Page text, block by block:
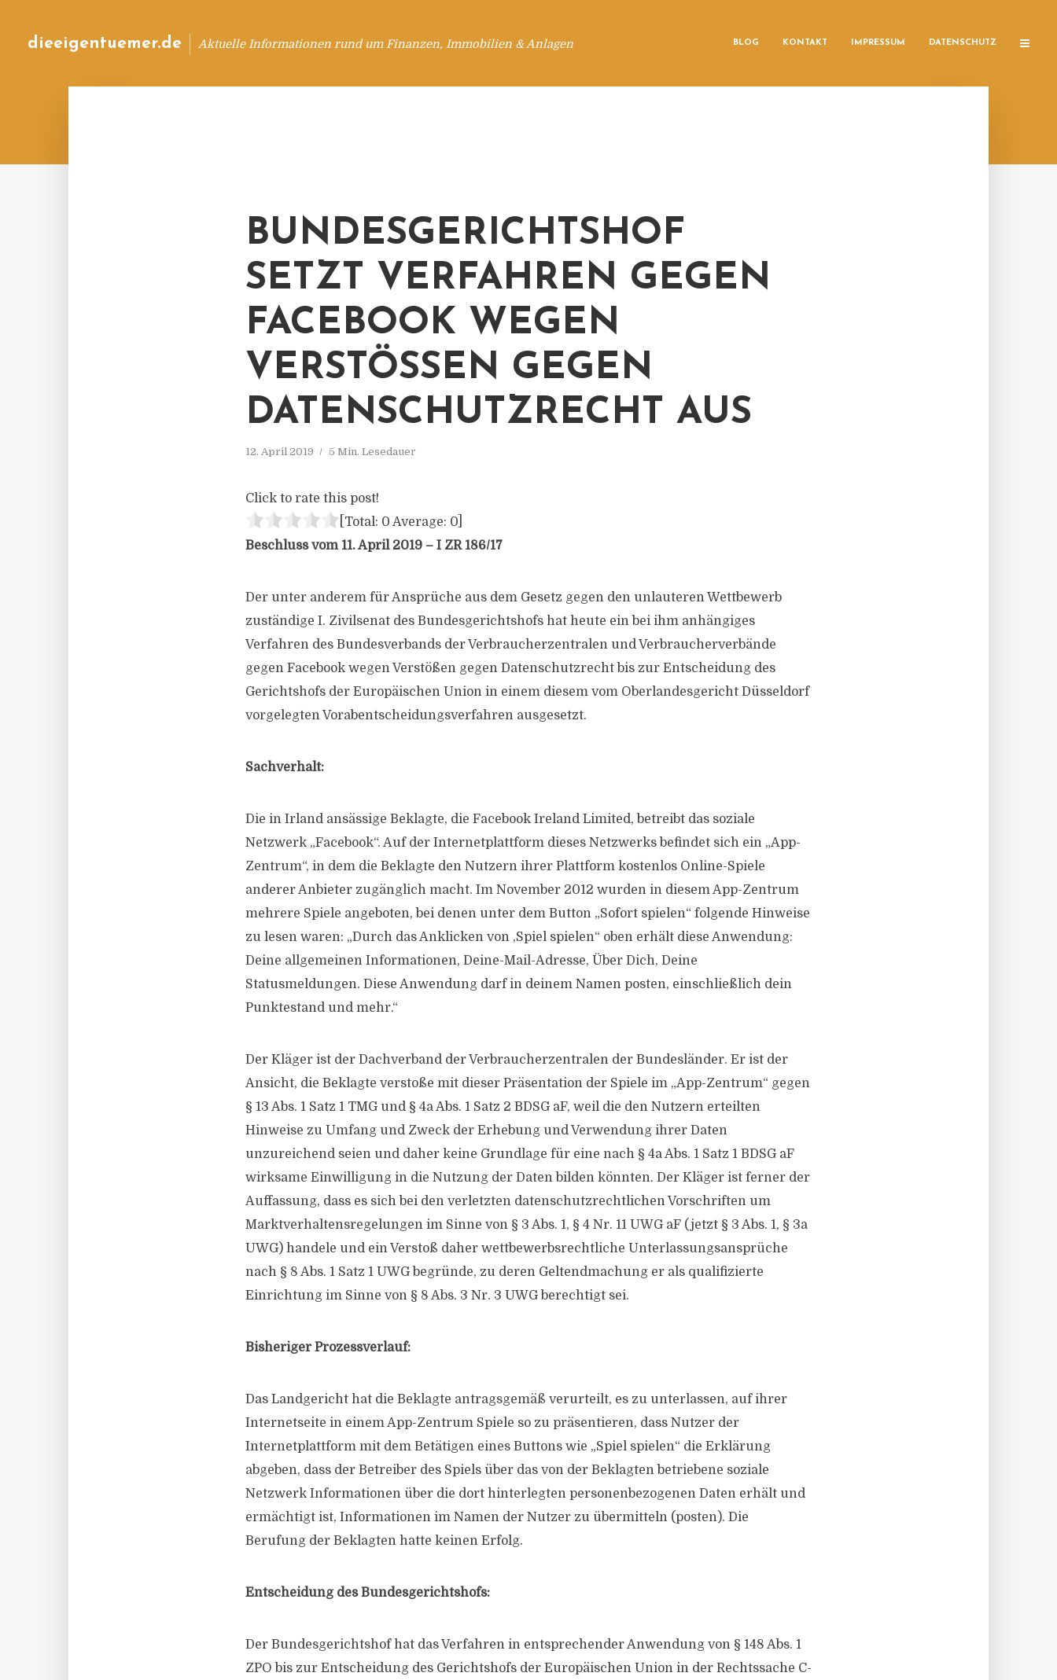
dieeigentuemer.de Aktuelle Informationen rund um Finanzen, Immobilien & Anlagen BLOG KONTAKT IMPRESSUM DATENSCHUTZ
BUNDESGERICHTSHOF
SETZT VERFAHREN GEGEN
FACEBOOK WEGEN
VERSTÖSSEN GEGEN D
ATENSCHUTZRECHT AUS
12. April 2019 5 Min. Lesedauer
Click to rate this post!
[Total: 0 Average: 0
Beschluss vom 11. April 2019 – I ZR 186/17
Der unter anderem für Ansprüche aus dem Gesetz gegen den unlauteren Wettbewerb
zuständige I. Zivilsenat des Bundesgerichtshofs hat heute ein bei ihm anhängiges
Verfahren des Bundesverbands der Verbraucherzentralen und Verbraucherverbände
gegen Facebook wegen Verstößen gegen Datenschutzrecht bis zur Entscheidung des
Gerichtshofs der Europäischen Union in einem diesem vom Oberlandesgericht Düsseldorf
vorgelegten Vorabentscheidungsverfahren ausgesetzt.
Sachverhalt:
Die in Irland ansässige Beklagte, die Facebook Ireland Limited, betreibt das soziale
Netzwerk „Facebook“. Auf der Internetplattform dieses Netzwerks befindet sich ein „App-
Zentrum“, in dem die Beklagte den Nutzern ihrer Plattform kostenlos Online-Spiele
anderer Anbieter zugänglich macht. Im November 2012 wurden in diesem App-Zentrum
mehrere Spiele angeboten, bei denen unter dem Button „Sofort spielen“ folgende Hinweise
zu lesen waren: „Durch das Anklicken von ‚Spiel spielen“ oben erhält diese Anwendung:
Deine allgemeinen Informationen, Deine-Mail-Adresse, Über Dich, Deine
Statusmeldungen. Diese Anwendung darf in deinem Namen posten, einschließlich dein
Punktestand und mehr.“
Der Kläger ist der Dachverband der Verbraucherzentralen der Bundesländer. Er ist der
Ansicht, die Beklagte verstoße mit dieser Präsentation der Spiele im „App-Zentrum“ gegen
§ 13 Abs. 1 Satz 1 TMG und § 4a Abs. 1 Satz 2 BDSG aF, weil die den Nutzern erteilten
Hinweise zu Umfang und Zweck der Erhebung und Verwendung ihrer Daten
unzureichend seien und daher keine Grundlage für eine nach § 4a Abs. 1 Satz 1 BDSG aF
wirksame Einwilligung in die Nutzung der Daten bilden könnten. Der Kläger ist ferner der
Auffassung, dass es sich bei den verletzten datenschutzrechtlichen Vorschriften um
Marktverhaltensregelungen im Sinne von § 3 Abs. 1, § 4 Nr. 11 UWG aF (jetzt § 3 Abs. 1, § 3a
UWG) handele und ein Verstoß daher wettbewerbsrechtliche Unterlassungsansprüche
nach § 8 Abs. 1 Satz 1 UWG begründe, zu deren Geltendmachung er als qualifizierte
Einrichtung im Sinne von § 8 Abs. 3 Nr. 3 UWG berechtigt sei.
Bisheriger Prozessverlauf:
Das Landgericht hat die Beklagte antragsgemäß verurteilt, es zu unterlassen, auf ihrer
Internetseite in einem App-Zentrum Spiele so zu präsentieren, dass Nutzer der
Internetplattform mit dem Betätigen eines Buttons wie „Spiel spielen“ die Erklärung
abgeben, dass der Betreiber des Spiels über das von der Beklagten betriebene soziale
Netzwerk Informationen über die dort hinterlegten personenbezogenen Daten erhält und
ermächtigt ist, Informationen im Namen der Nutzer zu übermitteln (posten). Die
Berufung der Beklagten hatte keinen Erfolg.
Entscheidung des Bundesgerichtshofs:
Der Bundesgerichtshof hat das Verfahren in entsprechender Anwendung von § 148 Abs. 1
ZPO bis zur Entscheidung des Gerichtshofs der Europäischen Union in der Rechtssache C-